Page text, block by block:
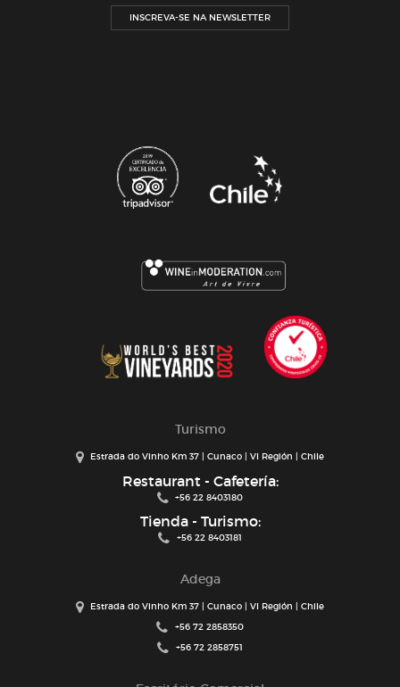
INSCREVA-SE NA NEWSLETTER
Turismo
Estrada do Vinho Km 37 | Cunaco | VI Región | Chile
Restaurant - Cafetería:
+56 22 8403180
Tienda - Turismo:
+56 22 8403181
Adega
Estrada do Vinho Km 37 | Cunaco | VI Región | Chile
+56 72 2858350
+56 72 2858751